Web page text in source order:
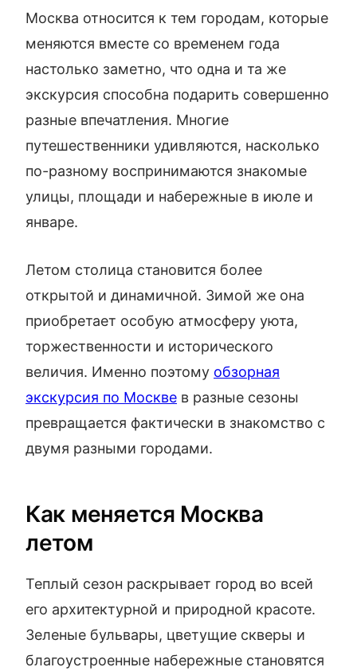
Москва относится к тем городам, которые
меняются вместе со временем года
настолько заметно, что одна и та же
экскурсия способна подарить совершенно
разные впечатления. Многие
путешественники удивляются, насколько
по-разному воспринимаются знакомые
улицы, площади и набережные в июле и
январе.
Летом столица становится более
открытой и динамичной. Зимой же она
приобретает особую атмосферу уюта,
торжественности и исторического
величия. Именно поэтому обзорная
экскурсия по Москве в разные сезоны
превращается фактически в знакомство с
двумя разными городами.
Как меняется Москва
летом
Теплый сезон раскрывает город во всей
его архитектурной и природной красоте.
Зеленые бульвары, цветущие скверы и
благоустроенные набережные становятся